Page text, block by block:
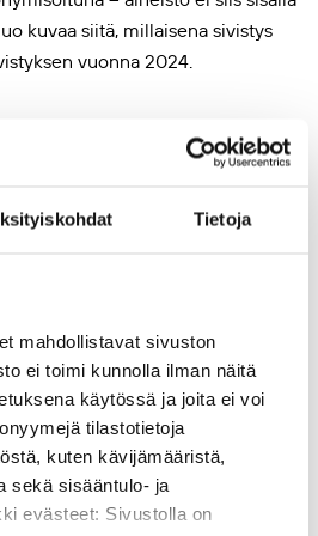
Tietoja
mahdollistavat sivuston
ei toimi kunnolla ilman näitä
käytössä ja joita ei voi
tilastotietoja
kuten kävijämääristä,
sekä sisääntulo- ja
evästeet: Sivustolla on
kuvaa siitä, millaisena sivistys
vuonna 2024.
Aineisto on Excel-
(CC BY-NC 4.0) -lisenssi)
info@kvs.fi. Esittele
ja kerro aineiston käyttötarkoitus.